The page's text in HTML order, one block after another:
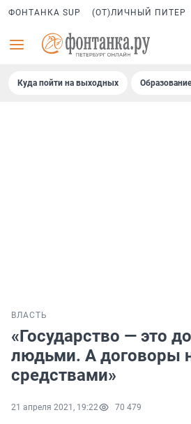
ФОНТАНКА SUP (ОТ)ЛИЧНЫЙ ПИТЕР
Куда пойти на выходных
ВЛАСТЬ
«Государство — это
людьми. А договоры
средствами»
21 апреля 2021, 19:22 70 479